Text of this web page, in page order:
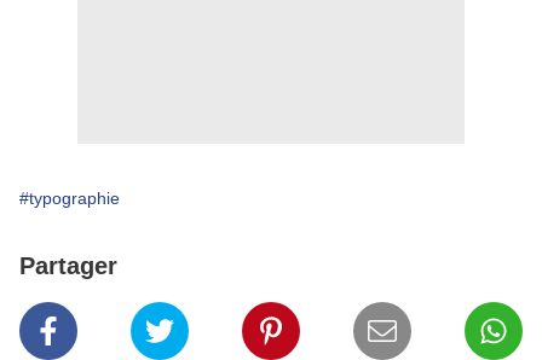
#typographie
Partager